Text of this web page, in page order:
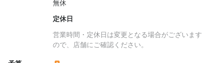
無休
定休日
営業時間・定休日は変更となる場合がございます
ので、店舗にご確認ください。
・誠実に仕事に取り組める方
・チームで仕事することに意欲的な方
・独立志向のある方
・すべらない話をお持ちの方
・誠実に仕事に取り組める方
・チームで仕事することに意欲的な方
・独立志向のある方
・すべらない話をお持ちの方
・誠実に仕事に取り組める方
・チームで仕事することに意欲的な方
・独立志向のある方
・すべらない話をお持ちの方